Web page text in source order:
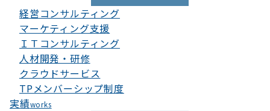
経営コンサルティング
マーケティング支援
ＩＴコンサルティング
人材開発・研修
クラウドサービス
TPメンバーシップ制度
実績works